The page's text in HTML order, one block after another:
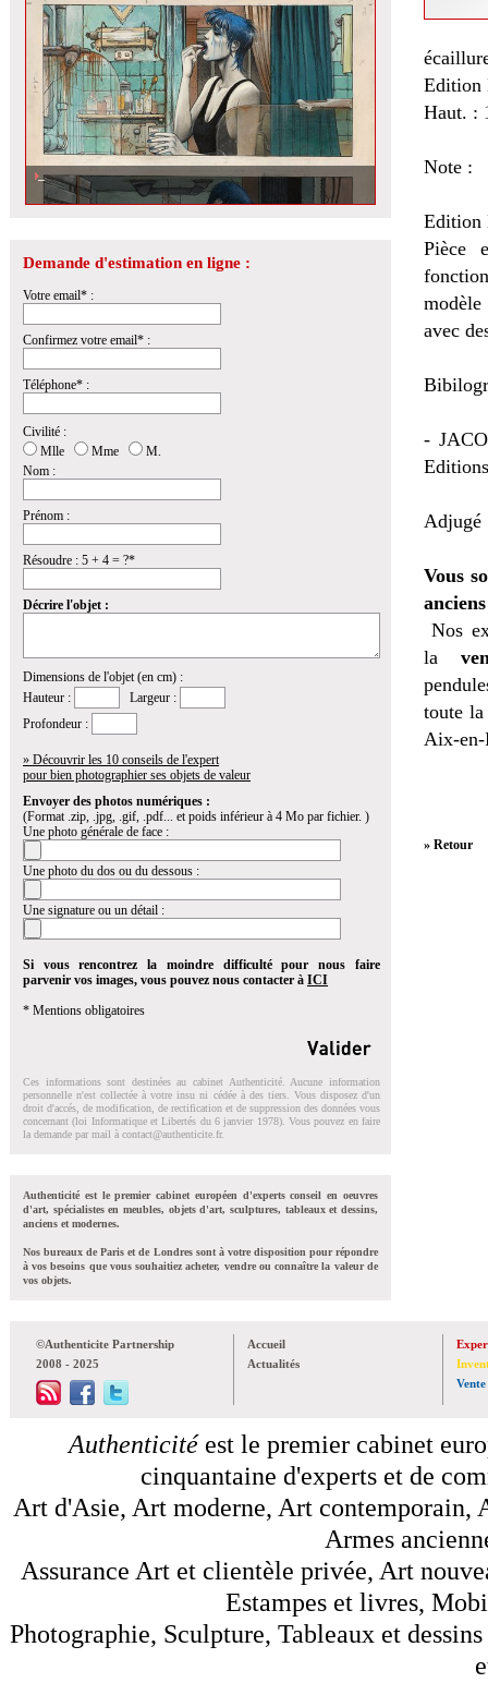
Demande d'estimation en ligne :
Votre email* :
Confirmez votre email* :
Téléphone* :
Civilité :
Mlle
Mme
M.
Nom :
Prénom :
Résoudre : 5 + 4 = ?*
Décrire l'objet :
Dimensions de l'objet (en cm) :
Hauteur :
Largeur :
Profondeur :
» Découvrir les 10 conseils de l'expert
pour bien photographier ses objets de valeur
Envoyer des photos numériques :
(Format .zip, .jpg, .gif, .pdf... et poids inférieur à 4 Mo par fichier. )
Une photo générale de face :
Une photo du dos ou du dessous :
Une signature ou un détail :
Si vous rencontrez la moindre difficulté pour nous faire
parvenir vos images, vous pouvez nous contacter à ICI
* Mentions obligatoires
Ces informations sont destinées au cabinet Authenticité. Aucune information
personnelle n'est collectée à votre insu ni cédée à des tiers. Vous disposez d'un
droit d'accés, de modification, de rectification et de suppression des données vous
concernant (loi Informatique et Libertés du 6 janvier 1978). Vous pouvez en faire
la demande par mail à contact@authenticite.fr.
Authenticité est le premier cabinet européen d'experts conseil en oeuvres
d'art, spécialistes en meubles, objets d'art, sculptures, tableaux et dessins,
anciens et modernes.
Nos bureaux de Paris et de Londres sont à votre disposition pour répondre
à vos besoins que vous souhaitiez acheter, vendre ou connaître la valeur de
vos objets.
Edition
Haut. :
Note :
Edition
Pièce
avec
-
Adjugé
Vous
Nos
la
toute
Aix-en-
» Retour
©Authenticite Partnership
2008 - 2025
Accueil
Actualités
Vente
Authenticitéest le premier cabinet
cinquantaine d'experts et de
Art d'Asie, Art moderne, Art contemporain,
Armes
Assurance Art et clientèle privée, Art
Estampes et livres,
Photographie, Sculpture, Tableaux et